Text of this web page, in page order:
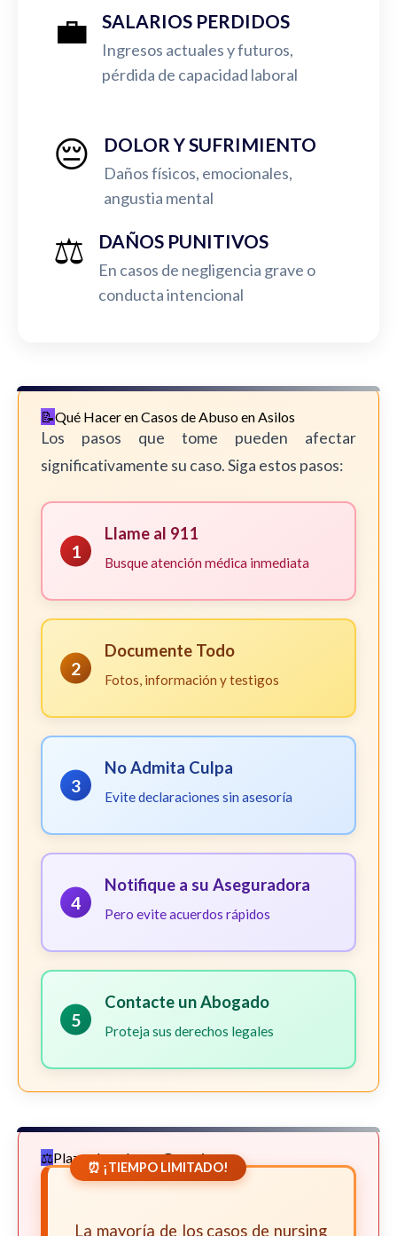
💼 SALARIOS PERDIDOS
Ingresos actuales y futuros,
pérdida de capacidad laboral
😔 DOLOR Y SUFRIMIENTO
Daños físicos, emocionales,
angustia mental
⚖️ DAÑOS PUNITIVOS
En casos de negligencia grave o
conducta intencional
Qué Hacer en Casos de Abuso en Asilos
Los pasos que tome pueden afectar
significativamente su caso. Siga estos pasos:
1
Llame al 911
Busque atención médica inmediata
2
Documente Todo
Fotos, información y testigos
3
No Admita Culpa
Evite declaraciones sin asesoría
4
Notifique a su Aseguradora
Pero evite acuerdos rápidos
5
Contacte un Abogado
Proteja sus derechos legales
Plazos Legales en Georgia
⏰ ¡TIEMPO LIMITADO!
La mayoría de los casos de nursing